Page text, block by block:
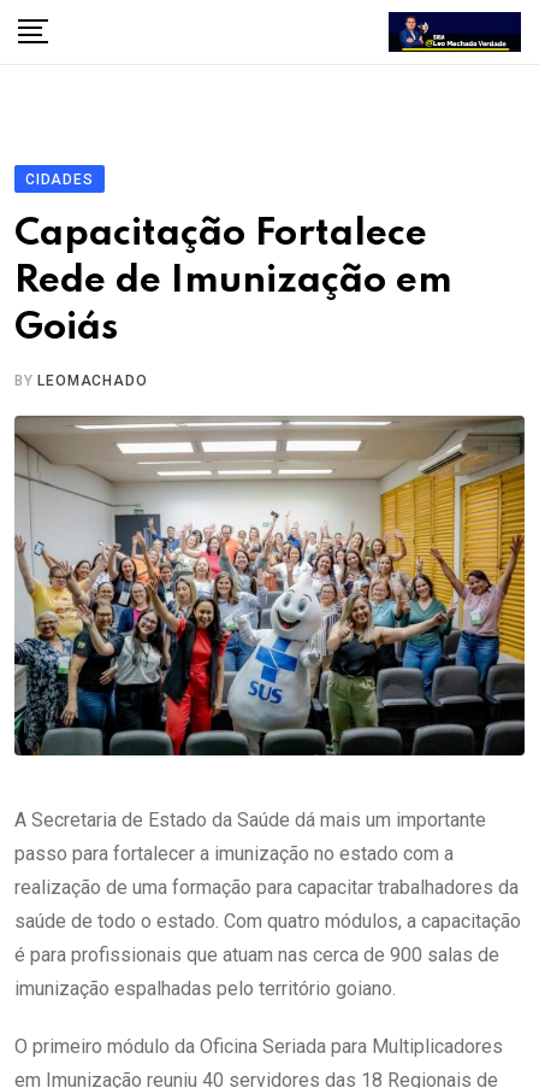
Skip
CIDADES
Capacitação Fortalece
Rede de Imunização em
Goiás
BYLEOMACHADO
A Secretaria de Estado da Saúde dá mais um importante
passo para fortalecer a imunização no estado com a
realização de uma formação para capacitar trabalhadores da
saúde de todo o estado. Com quatro módulos, a capacitação
é para profissionais que atuam nas cerca de 900 salas de
imunização espalhadas pelo território goiano.
O primeiro módulo da Oficina Seriada para Multiplicadores
em Imunização reuniu 40 servidores das 18 Regionais de